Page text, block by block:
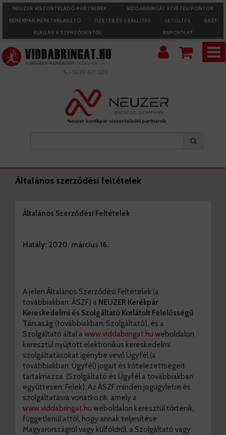
NEUZER VISZONTELADÓ PARTNEREK
VIDDABRINGÁT ÁTVÉTELI PONTOK
KERÉKPÁR MÉRETVÁLASZTÓ
FIZETÉS ÉS SZÁLLÍTÁS LETÖLTÉS
ÁSZF
ELÁLLÁS A SZERZŐDÉSTŐL
KAPCSOLAT
+36 20 427 1232
Általános szerződési feltételek
Általános Szerződési Feltételek
Hatály: 2020. március 16.
A jelen Általános Szerződési Feltételek (a
továbbiakban: ÁSZF) a NEUZER Kerékpár
Kereskedelmi és Szolgáltató Korlátolt Felelősségű
Társaság (továbbiakban: Szolgáltató), és a
Szolgáltató által a www.viddabringat.hu weboldalon
keresztül nyújtott elektronikus kereskedelmi
szolgáltatásokat igénybe vevő Ügyfél (a
továbbiakban: Ügyfél) jogait és kötelezettségeit
tartalmazza. (Szolgáltató és Ügyfél a továbbiakban
együttesen: Felek). Az ÁSZF minden jogügyletre és
szolgáltatásra vonatkozik, amely a
www.viddabringat.hu weboldalon keresztül történik,
függetlenül attól, hogy annak teljesítése
Magyarországról vagy külföldről, a Szolgáltató vagy